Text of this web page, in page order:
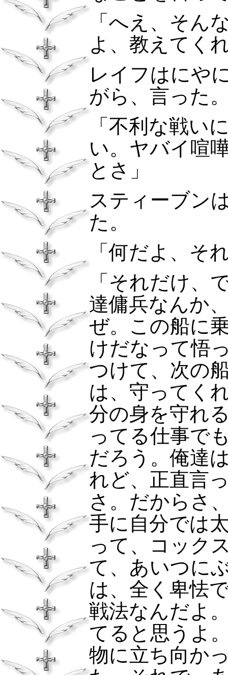
「へえ、そん
よ、教えてく
レイフはにや
がら、言った
「不利な戦い
い。ヤバイ喧
とさ」
スティーブン
た。
「何だよ、そ
「それだけ、
達傭兵なんか
ぜ。この船に
けだなって悟
つけて、次の
は、守ってく
分の身を守れ
ってる仕事で
だろう。俺達
れど、正直言
さ。だからさ
手に自分では
って、コック
て、あいつに
は、全く卑怯
戦法なんだよ
てると思うよ
物に立ち向か